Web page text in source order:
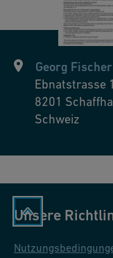
u
ál
Georg
Ebnatstrasse
8201
Schweiz
Unsere